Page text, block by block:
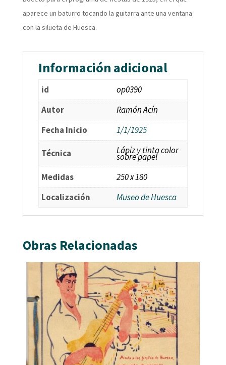
aparece un baturro tocando la guitarra ante una ventana
con la silueta de Huesca.
Información adicional
id
op0390
Autor
Ramón Acín
Fecha Inicio
1/1/1925
Técnica Lápiz y tinta color
sobre papel
Medidas
250 x 180
Localización
Museo de Huesca
Obras Relacionadas